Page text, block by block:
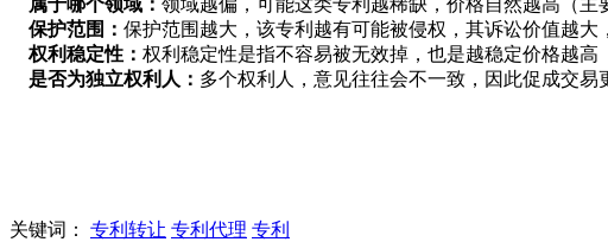
属于哪个领域： 领域越偏，可能这类专利越稀缺，价格自然越高（主
保护范围： 保护范围越大，该专利越有可能被侵权，其诉讼价值越
权利稳定性： 权利稳定性是指不容易被无效掉，也是越稳定价格越高
是否为独立权利人： 多个权利人，意见往往会不一致，因此促成交
关键词： 专利转让 专利代理 专利